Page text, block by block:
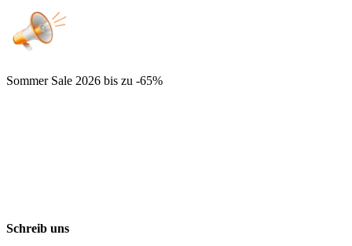
Sommer Sale 2026 bis zu -65%
Schreib uns